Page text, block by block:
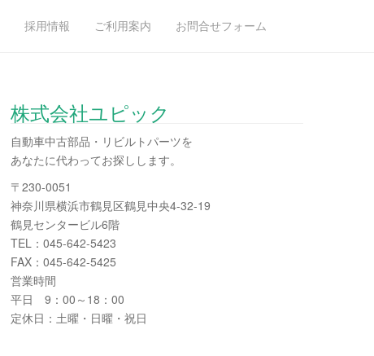
採用情報 ご利用案内 お問合せフォーム
株式会社ユピック
自動車中古部品・リビルトパーツを
あなたに代わってお探しします。
〒230-0051
神奈川県横浜市鶴見区鶴見中央4-32-19
鶴見センタービル6階
TEL：045-642-5423
FAX：045-642-5425
営業時間
平日 9：00～18：00
定休日：土曜・日曜・祝日